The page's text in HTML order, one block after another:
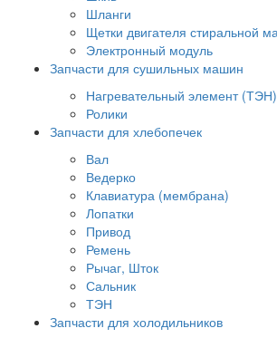
Шланги
Щетки двигателя стиральной
Электронный модуль
Запчасти для сушильных машин
Нагревательный элемент (ТЭН)
Ролики
Запчасти для хлебопечек
Вал
Ведерко
Клавиатура (мембрана)
Лопатки
Привод
Ремень
Рычаг, Шток
Сальник
ТЭН
Запчасти для холодильников